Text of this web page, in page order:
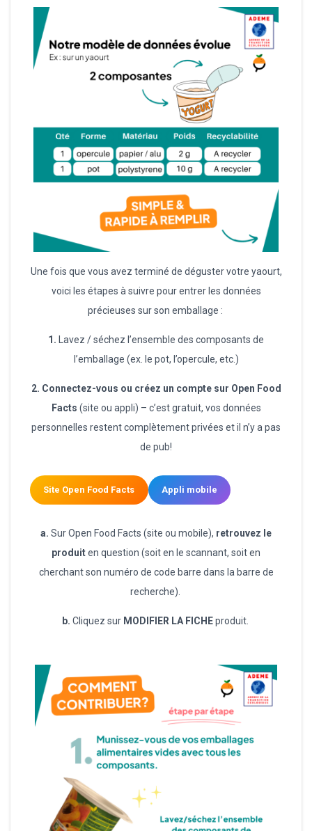
Une fois que vous avez terminé de déguster votre yaourt,
voici les étapes à suivre pour entrer les données
précieuses sur son emballage :
1. Lavez / séchez l’ensemble des composants de
l’emballage (ex. le pot, l’opercule, etc.)
2. Connectez-vous ou créez un compte sur Open Food
Facts (site ou appli) – c’est gratuit, vos données
personnelles restent complètement privées et il n’y a pas
de pub!
Site Open Food Facts Appli mobile
a. Sur Open Food Facts (site ou mobile), retrouvez le
produiten question (soit en le scannant, soit en
cherchant son numéro de code barre dans la barre de
recherche).
b. Cliquez sur MODIFIER LA FICHEproduit.